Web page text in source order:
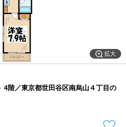
家賃相場から
通勤通学時間から
物件特集から
不動産会社から
拡大
4階／東京都世田谷区南烏山４丁目の